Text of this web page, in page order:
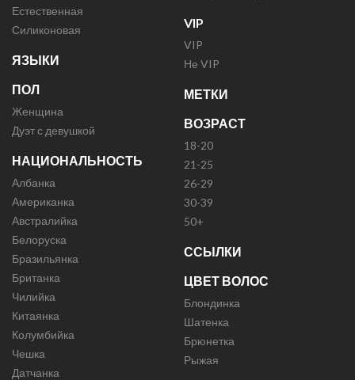
Естественная
Силиконовая
ЯЗЫКИ
ПОЛ
Женщина
Дуэт с девушкой
НАЦИОНАЛЬНОСТЬ
Албанка
Американка
Австралийка
Белоруска
Бразильянка
Британка
Чилийка
Китаянка
Колумбийка
Чешка
Датчанка
VIP
VIP
Не VIP
МЕТКИ
ВОЗРАСТ
18-20
21-25
26-29
30-39
50+
ССЫЛКИ
ЦВЕТ ВОЛОС
Блондинка
Шатенка
Брюнетка
Рыжая